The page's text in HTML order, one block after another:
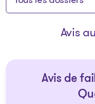
Avis
Avis de